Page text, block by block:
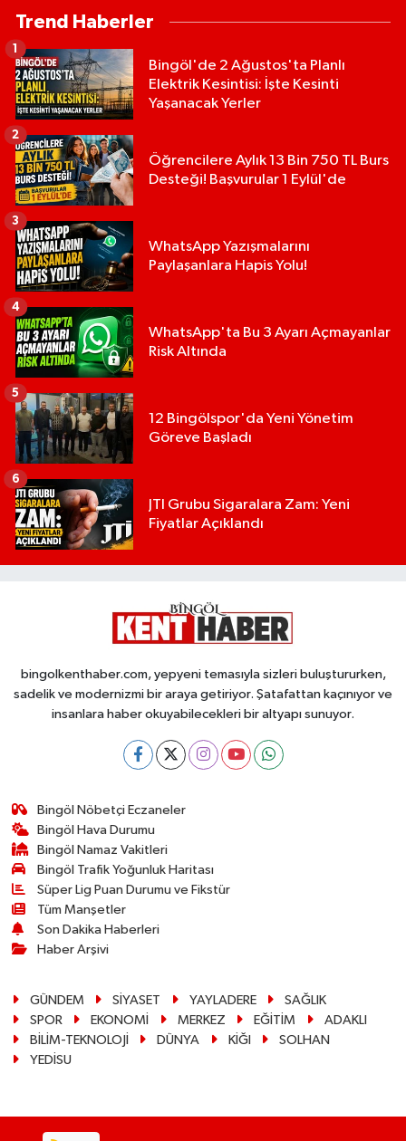
Trend Haberler
Bingöl'de 2 Ağustos'ta Planlı
Elektrik Kesintisi: İşte Kesinti
Yaşanacak Yerler
1
Öğrencilere Aylık 13 Bin 750 TL Burs
Desteği! Başvurular 1 Eylül'de
2
WhatsApp Yazışmalarını
Paylaşanlara Hapis Yolu!
3
WhatsApp'ta Bu 3 Ayarı Açmayanlar
Risk Altında
4
12 Bingölspor'da Yeni Yönetim
Göreve Başladı
5
JTI Grubu Sigaralara Zam: Yeni
Fiyatlar Açıklandı
6
bingolkenthaber.com, yepyeni temasıyla sizleri buluştururken,
sadelik ve modernizmi bir araya getiriyor. Şatafattan kaçınıyor ve
insanlara haber okuyabilecekleri bir altyapı sunuyor.
Bingöl Nöbetçi Eczaneler
Bingöl Hava Durumu
Bingöl Namaz Vakitleri
Bingöl Trafik Yoğunluk Haritası
Süper Lig Puan Durumu ve Fikstür
Tüm Manşetler
Son Dakika Haberleri
Haber Arşivi
GÜNDEM SİYASET YAYLADERE
SAĞLIK
SPOR
EKONOMİ MERKEZ EĞİTİM
ADAKLI
BİLİM-TEKNOLOJİ
DÜNYA KİĞI
SOLHAN
YEDİSU